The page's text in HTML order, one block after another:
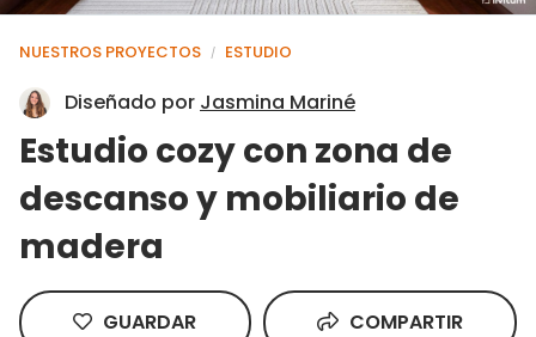
NUESTROS PROYECTOS / ESTUDIO
Diseñado por Jasmina Mariné
Estudio cozy con zona de
descanso y mobiliario de
madera
GUARDAR COMPARTIR